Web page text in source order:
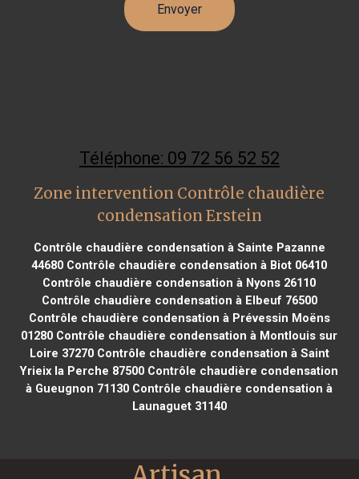
Téléphone: 09 72 56 52 52
Zone intervention Contrôle chaudière
condensation Erstein
Contrôle chaudière condensation à Sainte Pazanne
44680 Contrôle chaudière condensation à Biot 06410
Contrôle chaudière condensation à Nyons 26110
Contrôle chaudière condensation à Elbeuf 76500
Contrôle chaudière condensation à Prévessin Moëns
01280 Contrôle chaudière condensation à Montlouis sur
Loire 37270Contrôle chaudière condensation à Saint
Yrieix la Perche 87500 Contrôle chaudière condensation
à Gueugnon 71130 Contrôle chaudière condensation à
Launaguet 31140